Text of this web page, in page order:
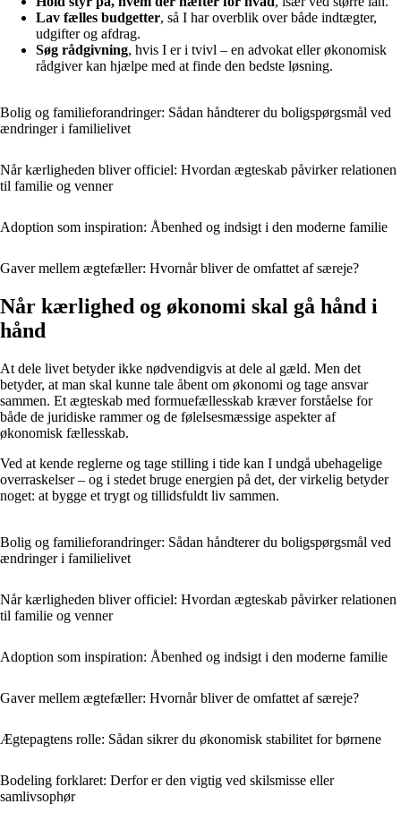
Lav fælles budgetter, så I har overblik over både indtægter,
udgifter og afdrag.
Søg rådgivning, hvis I er i tvivl – en advokat eller økonomisk
rådgiver kan hjælpe med at finde den bedste løsning.
Bolig og familieforandringer: Sådan håndterer du boligspørgsmål ved
ændringer i familielivet
Når kærligheden bliver officiel: Hvordan ægteskab påvirker relationen
til familie og venner
Adoption som inspiration: Åbenhed og indsigt i den moderne familie
Gaver mellem ægtefæller: Hvornår bliver de omfattet af særeje?
Når kærlighed og økonomi skal gå hånd i
hånd
At dele livet betyder ikke nødvendigvis at dele al gæld. Men det
betyder, at man skal kunne tale åbent om økonomi og tage ansvar
sammen. Et ægteskab med formuefællesskab kræver forståelse for
både de juridiske rammer og de følelsesmæssige aspekter af
økonomisk fællesskab.
Ved at kende reglerne og tage stilling i tide kan I undgå ubehagelige
overraskelser – og i stedet bruge energien på det, der virkelig betyder
noget: at bygge et trygt og tillidsfuldt liv sammen.
Bolig og familieforandringer: Sådan håndterer du boligspørgsmål ved
ændringer i familielivet
Når kærligheden bliver officiel: Hvordan ægteskab påvirker relationen
til familie og venner
Adoption som inspiration: Åbenhed og indsigt i den moderne familie
Gaver mellem ægtefæller: Hvornår bliver de omfattet af særeje?
Ægtepagtens rolle: Sådan sikrer du økonomisk stabilitet for børnene
Bodeling forklaret: Derfor er den vigtig ved skilsmisse eller
samlivsophør